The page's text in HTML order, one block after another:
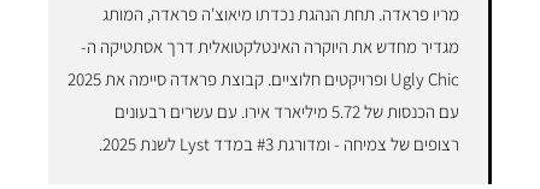
מריו פראדה. תחת הנהגת נכדתו מיאוצ'ה פראדה, המותג
מגדיר מחדש את היוקרה האינטלקטואלית דרך אסתטיקה ה-
Ugly Chic ופרויקטים חלוציים. קבוצת פראדה סיימה את 2025
עם הכנסות של 5.72 מיליארד אירו. עם עשרים רבעונים
רצופים של צמיחה - ומדורגת #3 במדד Lyst לשנת 2025.